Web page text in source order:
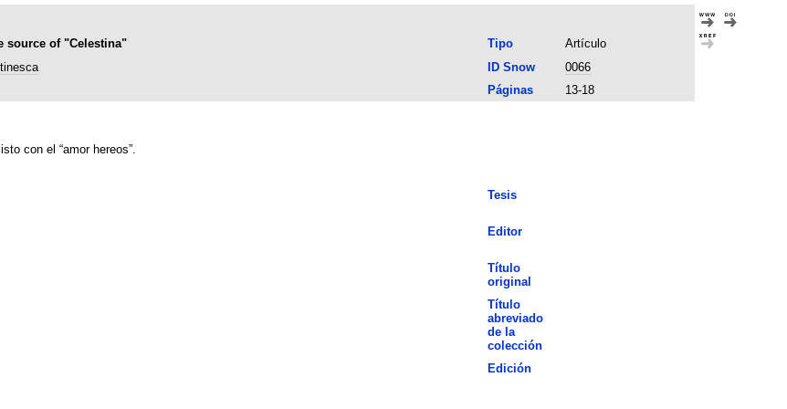
source of "Celestina" Tipo
Artículo
ID Snow
0066
Páginas
13-18
con el “amor hereos”.
Tesis
Editor
Título
original
Título
abreviado
de la
colección
Edición